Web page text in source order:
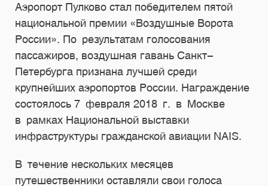
Аэропорт Пулково стал победителем пятой
национальной премии «Воздушные Ворота
России». По результатам голосования
пассажиров, воздушная гавань Санкт-
Петербурга признана лучшей среди
крупнейших аэропортов России. Награждение
состоялось 7 февраля 2018 г. в Москве
в рамках Национальной выставки
инфраструктуры гражданской авиации NAIS.
В течение нескольких месяцев
путешественники оставляли свои голоса